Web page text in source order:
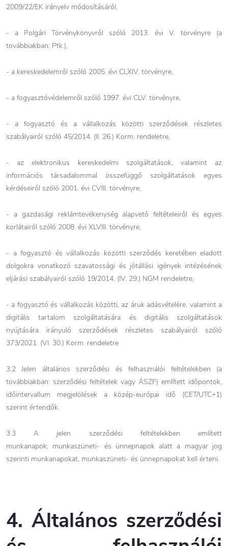
2009/22/EK irányelv módosításáról,
- a Polgári Törvénykönyvről szóló 2013. évi V. törvényre (a
továbbiakban: Ptk.),
- a kereskedelemről szóló 2005. évi CLXIV. törvényre,
- a fogyasztóvédelemről szóló 1997. évi CLV. törvényre,
- a fogyasztó és a vállalkozás közötti szerződések részletes
szabályairól szóló 45/2014. (II. 26.) Korm. rendeletre,
- az elektronikus kereskedelmi szolgáltatások, valamint az
információs társadalommal összefüggő szolgáltatások egyes
kérdéseiről szóló 2001. évi CVIII. törvényre,
- a gazdasági reklámtevékenység alapvető feltételeiről és egyes
korlátairól szóló 2008. évi XLVIII. törvényre,
- a fogyasztó és vállalkozás közötti szerződés keretében eladott
dolgokra vonatkozó szavatossági és jótállási igények intézésének
eljárási szabályairól szóló 19/2014. (IV. 29.) NGM rendeletre,
- a fogyasztó és vállalkozás közötti, az áruk adásvételére, valamint a
digitális tartalom szolgáltatására és digitális szolgáltatások
nyújtására irányuló szerződések részletes szabályairól szóló
373/2021. (VI. 30.) Korm. rendeletre
3.2 Jelen általános szerződési és felhasználói feltételekben (a
továbbiakban: szerződési feltételek vagy ÁSZF) említett időpontok,
időintervallum megjelölések a közép-európai idő (CET/UTC+1)
szerint értendők.
3.3 A jelen szerződési feltételekben említett
munkanapok, munkaszüneti- és ünnepnapok alatt a magyar jog
szerinti munkanapokat, munkaszüneti- és ünnepnapokat kell érteni.
4. Általános szerződési